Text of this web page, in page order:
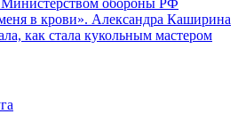
в крови». Александра Каширина
как стала кукольным мастером